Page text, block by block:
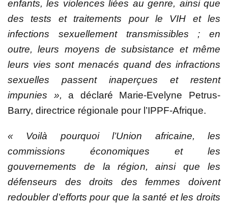
enfants, les violences liées au genre, ainsi que
des tests et traitements pour le VIH et les
infections sexuellement transmissibles ; en
outre, leurs moyens de subsistance et même
leurs vies sont menacés quand des infractions
sexuelles passent inaperçues et restent
impunies », a déclaré Marie-Evelyne Petrus-
Barry, directrice régionale pour l’IPPF-Afrique.
« Voilà pourquoi l’Union africaine, les
commissions économiques et les
gouvernements de la région, ainsi que les
défenseurs des droits des femmes doivent
redoubler d’efforts pour que la santé et les droits